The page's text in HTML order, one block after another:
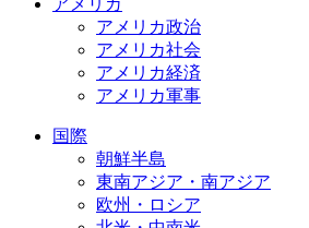
アメリカ
アメリカ政治
アメリカ社会
アメリカ経済
アメリカ軍事
国際
朝鮮半島
東南アジア・南アジア
欧州・ロシア